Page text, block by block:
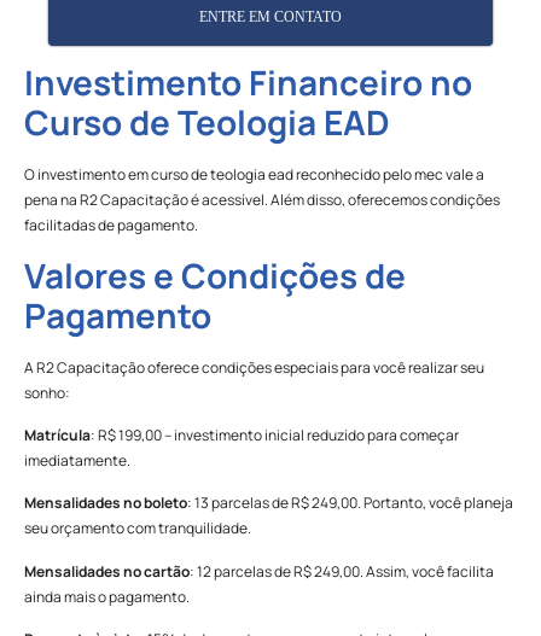
ENTRE EM CONTATO
Investimento Financeiro no
Curso de Teologia EAD
O investimento em curso de teologia ead reconhecido pelo mec vale a
pena na R2 Capacitação é acessível. Além disso, oferecemos condições
facilitadas de pagamento.
Valores e Condições de
Pagamento
A R2 Capacitação oferece condições especiais para você realizar seu
sonho:
Matrícula: R$ 199,00 – investimento inicial reduzido para começar
imediatamente.
Mensalidades no boleto: 13 parcelas de R$ 249,00. Portanto, você planeja
seu orçamento com tranquilidade.
Mensalidades no cartão: 12 parcelas de R$ 249,00. Assim, você facilita
ainda mais o pagamento.